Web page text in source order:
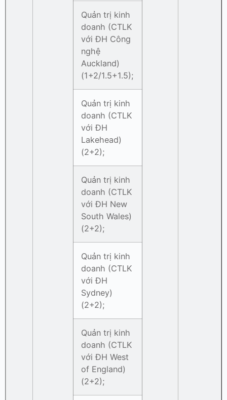
Quản trị kinh
doanh (CTLK
với ĐH Công
nghệ
Auckland)
(1+2/1.5+1.5);
Quản trị kinh
doanh (CTLK
với ĐH
Lakehead)
(2+2);
Quản trị kinh
doanh (CTLK
với ĐH New
South Wales)
(2+2);
Quản trị kinh
doanh (CTLK
với ĐH
Sydney)
(2+2);
Quản trị kinh
doanh (CTLK
với ĐH West
of England)
(2+2);